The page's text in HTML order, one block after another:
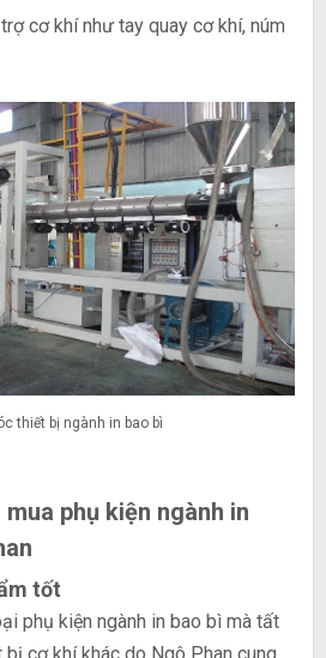
cơ khí như tay quay cơ khí, núm
thiết bị ngành in bao bì
phụ kiện ngành in
tốt
phụ kiện ngành in bao bì mà tất